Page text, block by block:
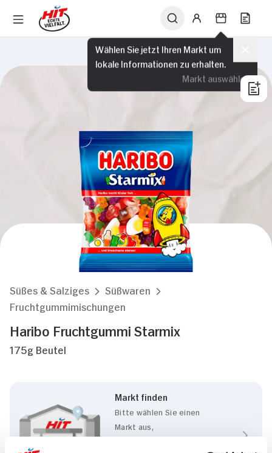
Wählen Sie jetzt Ihren Markt um
lokale Informationen zu erhalten.
Markt auswählen
Süßes & Salziges
Süßwaren
Fruchtgummimischungen
Haribo Fruchtgummi Starmix
175g Beutel
Markt finden
Bitte wählen Sie einen
Markt aus,